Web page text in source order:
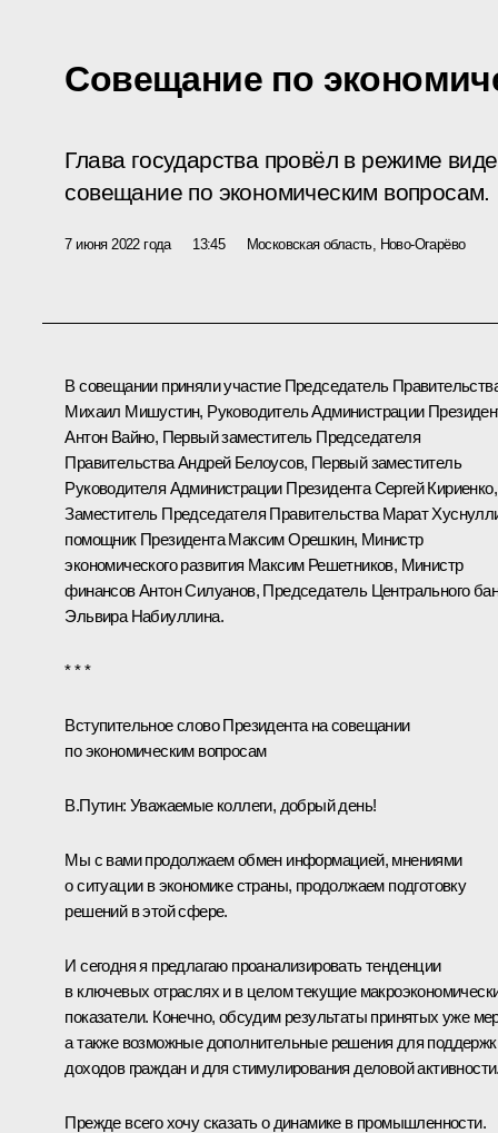
Совещание по
Глава государства провёл в режиме
совещание по экономическим вопросам.
7 июня 2022 года 13:45 Московская область, Ново-Огарёво
В совещании приняли участие Председатель
Михаил Мишустин, Руководитель Администрации
Антон Вайно, Первый заместитель Председателя
ПравительстваАндрей Белоусов, Первый заместитель
Руководителя Администрации ПрезидентаСергей Кириенко,
Заместитель Председателя Правительства Марат
помощник ПрезидентаМаксим Орешкин, Министр
экономического развития Максим Решетников, Министр
финансовАнтон Силуанов, Председатель Центрального
Эльвира Набиуллина.
* * *
Вступительное слово Президента на совещании
по экономическим вопросам
В.Путин: Уважаемые коллеги, добрый день!
Мы с вами продолжаем обмен информацией, мнениями
о ситуации в экономике страны, продолжаем подготовку
решений в этой сфере.
И сегодня я предлагаю проанализировать тенденции
в ключевых отраслях и в целом текущие
показатели. Конечно, обсудим результаты принятых уже
а также возможные дополнительные решения для
доходов граждан и для стимулирования деловой
Прежде всего хочу сказать о динамике в промышленности.